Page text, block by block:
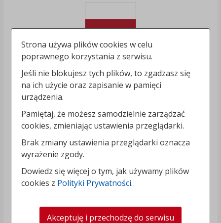
Strona używa plików cookies w celu
poprawnego korzystania z serwisu.
Jeśli nie blokujesz tych plików, to zgadzasz się
na ich użycie oraz zapisanie w pamięci
urządzenia.
Pamiętaj, że możesz samodzielnie zarządzać
cookies, zmieniając ustawienia przeglądarki.
Brak zmiany ustawienia przeglądarki oznacza
wyrażenie zgody.
Dowiedz się więcej o tym, jak używamy plików
cookies z Polityki Prywatności.
Akceptuję i przechodzę do serwisu